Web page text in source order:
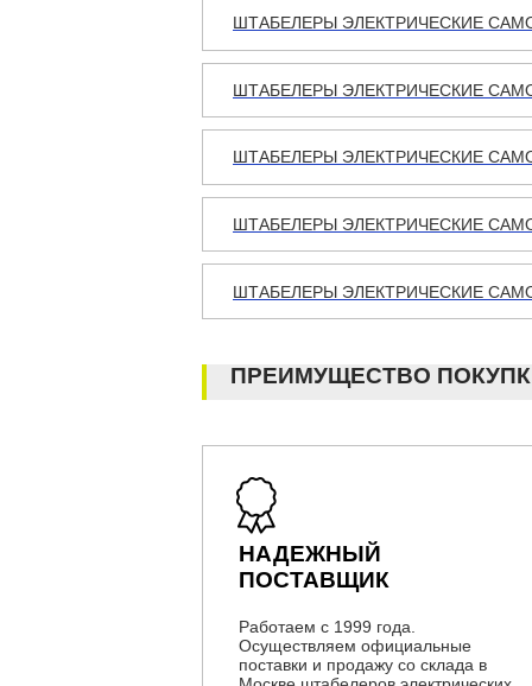
ШТАБЕЛЕРЫ ЭЛЕКТРИЧЕСКИЕ
ШТАБЕЛЕРЫ ЭЛЕКТРИЧЕСКИЕ
ШТАБЕЛЕРЫ ЭЛЕКТРИЧЕСКИЕ
ШТАБЕЛЕРЫ ЭЛЕКТРИЧЕСКИЕ
ШТАБЕЛЕРЫ ЭЛЕКТРИЧЕСКИЕ
ПРЕИМУЩЕСТВО
НАДЕЖНЫЙ
ПОСТАВЩИК
Работаем с 1999 года.
Осуществляем официальные
поставки и продажу со склада в